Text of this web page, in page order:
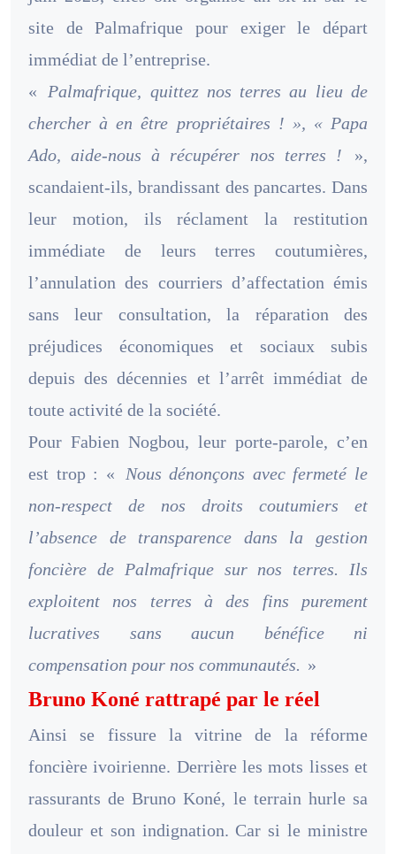
site de Palmafrique pour exiger le départ
immédiat de l’entreprise.
«
Palmafrique, quittez nos terres au lieu de
chercher à en être propriétaires ! », « Papa
Ado, aide-nous à récupérer nos terres !
»,
scandaient-ils, brandissant des pancartes. Dans
leur motion, ils réclament la restitution
immédiate de leurs terres coutumières,
l’annulation des courriers d’affectation émis
sans leur consultation, la réparation des
préjudices économiques et sociaux subis
depuis des décennies et l’arrêt immédiat de
toute activité de la société.
Pour Fabien Nogbou, leur porte-parole, c’en
est trop : «
Nous dénonçons avec fermeté le
non-respect de nos droits coutumiers et
l’absence de transparence dans la gestion
foncière de Palmafrique sur nos terres. Ils
exploitent nos terres à des fins purement
lucratives sans aucun bénéfice ni
compensation pour nos communautés. »
Bruno Koné rattrapé par le réel
Ainsi se fissure la vitrine de la réforme
foncière ivoirienne. Derrière les mots lisses et
rassurants de Bruno Koné, le terrain hurle sa
douleur et son indignation. Car si le ministre